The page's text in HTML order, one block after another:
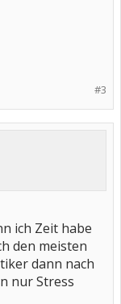
#3
ich Zeit habe
den meisten
dann nach
nur Stress